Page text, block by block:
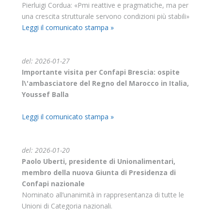
Pierluigi Cordua: «Pmi reattive e pragmatiche, ma per
una crescita strutturale servono condizioni più stabili»
Leggi il comunicato stampa »
del: 2026-01-27
Importante visita per Confapi Brescia: ospite
l\'ambasciatore del Regno del Marocco in Italia,
Youssef Balla
Leggi il comunicato stampa »
del: 2026-01-20
Paolo Uberti, presidente di Unionalimentari,
membro della nuova Giunta di Presidenza di
Confapi nazionale
Nominato all’unanimità in rappresentanza di tutte le
Unioni di Categoria nazionali.